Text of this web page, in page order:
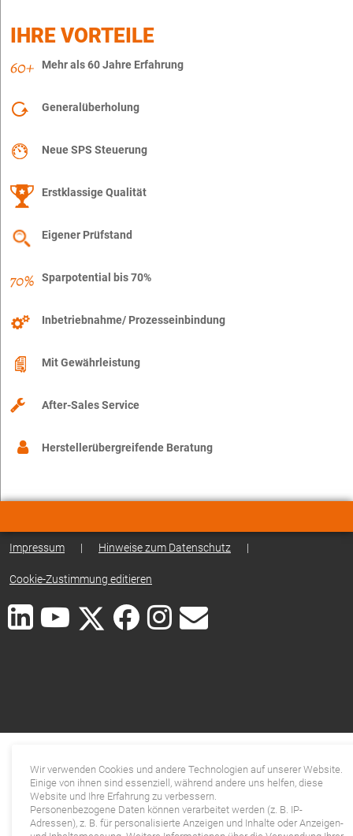
IHRE VORTEILE
Mehr als 60 Jahre Erfahrung
Generalüberholung
Neue SPS Steuerung
Erstklassige Qualität
Eigener Prüfstand
Sparpotential bis 70%
Inbetriebnahme/ Prozesseinbindung
Mit Gewährleistung
After-Sales Service
Herstellerübergreifende Beratung
Impressum | Hinweise zum Datenschutz |
Cookie-Zustimmung editieren
Wir verwenden Cookies und andere Technologien auf unserer Website.
Einige von ihnen sind essenziell, während andere uns helfen, diese
Website und Ihre Erfahrung zu verbessern.
Personenbezogene Daten können verarbeitet werden (z. B. IP-
Adressen), z. B. für personalisierte Anzeigen und Inhalte oder Anzeigen-